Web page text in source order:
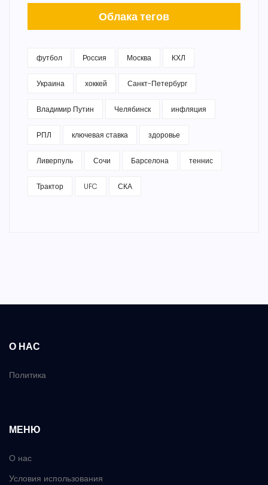
Облака тегов
футбол Россия Москва КХЛ
Украина хоккей Санкт-Петербург
Владимир Путин Челябинск инфляция
РПЛ ключевая ставка здоровье
Ливерпуль Сочи Барселона теннис
Трактор UFC СКА
О НАС
Политика
МЕНЮ
О нас
Условия использования